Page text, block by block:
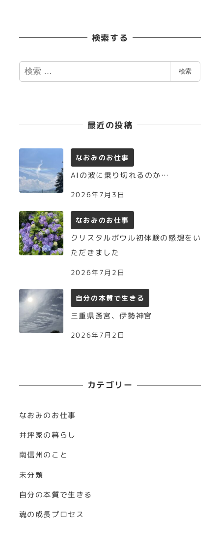
ー
ジ
検索する
検
索
検索
最近の投稿
なおみのお仕事
AIの波に乗り切れるのか…
2026年7月3日
なおみのお仕事
クリスタルボウル初体験の感想をい
ただきました
2026年7月2日
自分の本質で生きる
三重県斎宮、伊勢神宮
2026年7月2日
カテゴリー
なおみのお仕事
井坪家の暮らし
南信州のこと
未分類
自分の本質で生きる
魂の成長プロセス